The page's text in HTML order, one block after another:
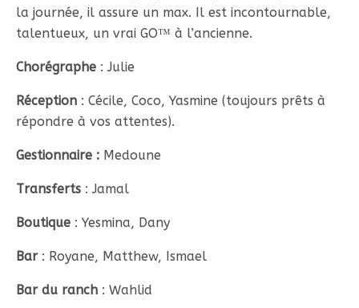
la journée, il assure un max. Il est incontournable,
talentueux, un vrai GO™ à l’ancienne.
Chorégraphe : Julie
Réception : Cécile, Coco, Yasmine (toujours prêts à
répondre à vos attentes).
Gestionnaire : Medoune
Transferts : Jamal
Boutique : Yesmina, Dany
Bar: Royane, Matthew, Ismael
Bar du ranch : Wahlid